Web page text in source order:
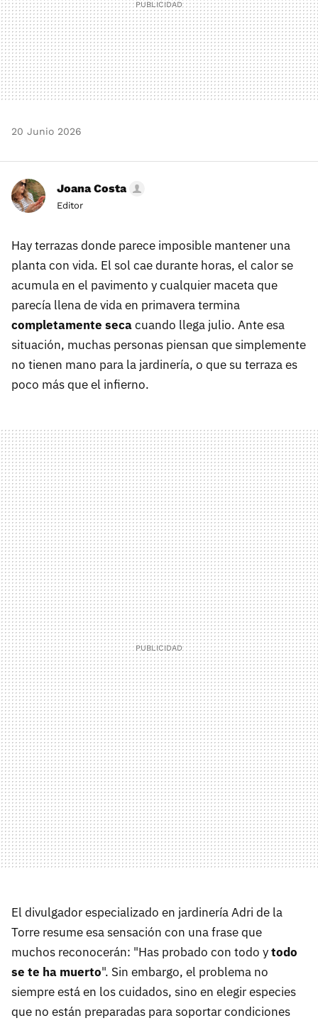
20 Junio 2026
Joana Costa
Editor
Hay terrazas donde parece imposible mantener una
planta con vida. El sol cae durante horas, el calor se
acumula en el pavimento y cualquier maceta que
parecía llena de vida en primavera termina
completamente secacuando llega julio. Ante esa
situación, muchas personas piensan que simplemente
no tienen mano para la jardinería, o que su terraza es
poco más que el infierno.
El divulgador especializado en jardinería Adri de la
Torre resume esa sensación con una frase que
muchos reconocerán: "Has probado con todo ytodo
se te ha muerto". Sin embargo, el problema no
siempre está en los cuidados, sino en elegir especies
que no están preparadas para soportar condiciones